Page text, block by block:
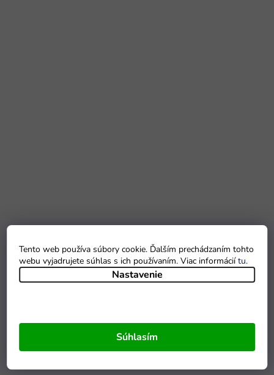
Tento web používa súbory cookie. Ďalším prechádzaním tohto
webu vyjadrujete súhlas s ich používaním. Viac informáciítu.
Nastavenie
Súhlasím